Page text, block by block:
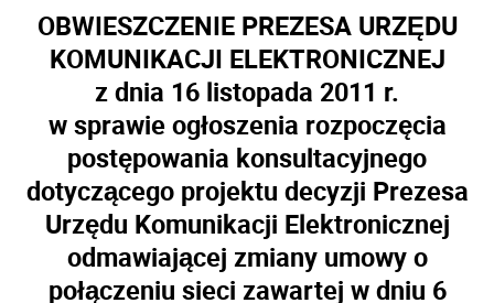
OBWIESZCZENIE PREZESA URZĘDU
KOMUNIKACJI ELEKTRONICZNEJ
z dnia 16 listopada 2011 r.
w sprawie ogłoszenia rozpoczęcia
postępowania konsultacyjnego
dotyczącego projektu decyzji Prezesa
Urzędu Komunikacji Elektronicznej
odmawiającej zmiany umowy o
połączeniu sieci zawartej w dniu 6